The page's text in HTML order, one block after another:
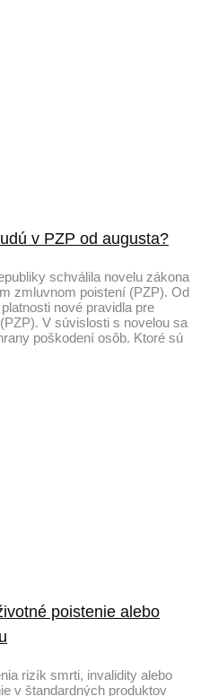
v PZP od augusta?
schválila novelu zákona
zmluvnom poistení (PZP). Od
nové pravidla pre
V súvislosti s novelou sa
poškodení osôb. Ktoré sú
poistenie alebo
rizík smrti, invalidity alebo
v štandardných produktov